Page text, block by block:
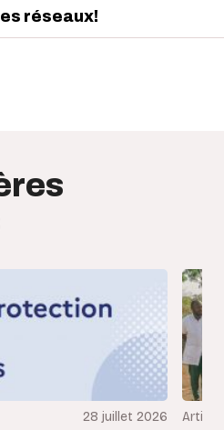
réseaux!
28 juillet 2026 Article